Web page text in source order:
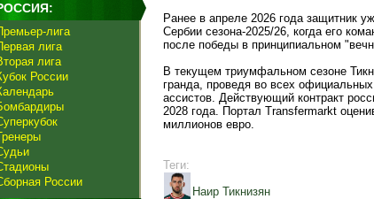
лига
лига
лига
России
России
Ранее в апреле 2026 года защитник
Сербии сезона-2025/26, когда его
после победы в принципиальном
В текущем триумфальном сезоне
гранда, проведя во всех
ассистов. Действующий контракт
2028 года. Портал Transfermarkt
миллионов евро.
Теги:
Наир Тикнизян